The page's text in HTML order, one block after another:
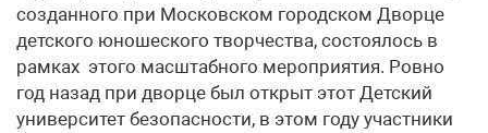
созданного при Московском городском Дворце
детского юношеского творчества, состоялось в
рамках этого масштабного мероприятия. Ровно
год назад при дворце был открыт этот Детский
университет безопасности, в этом году участники